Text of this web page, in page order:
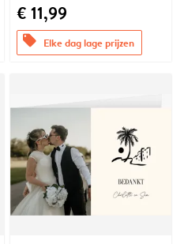
€ 11,99
offers Elke dag lage prijzen